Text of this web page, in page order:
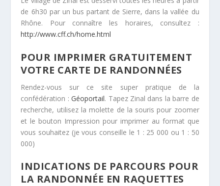
de 6h30 par un bus partant de Sierre, dans la vallée du
Rhône. Pour connaître les horaires, consultez :
http://www.cff.ch/home.html
POUR IMPRIMER GRATUITEMENT
VOTRE CARTE DE RANDONNÉES
Rendez-vous sur ce site super pratique de la
confédération :Géoportail. Tapez Zinal dans la barre de
recherche, utilisez la molette de la souris pour zoomer
et le bouton Impression pour imprimer au format que
vous souhaitez (je vous conseille le 1 : 25 000 ou 1 : 50
000)
INDICATIONS DE PARCOURS POUR
LA RANDONNÉE EN RAQUETTES